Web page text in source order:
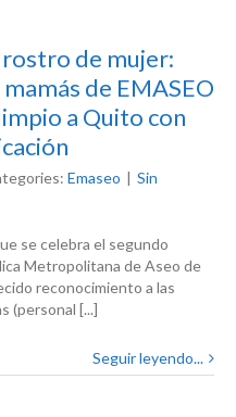
de mujer:
de EMASEO
a Quito con
Emaseo | Sin
se celebra el segundo
Metropolitana de Aseo de
reconocimiento a las
(personal [...]
Seguir leyendo...